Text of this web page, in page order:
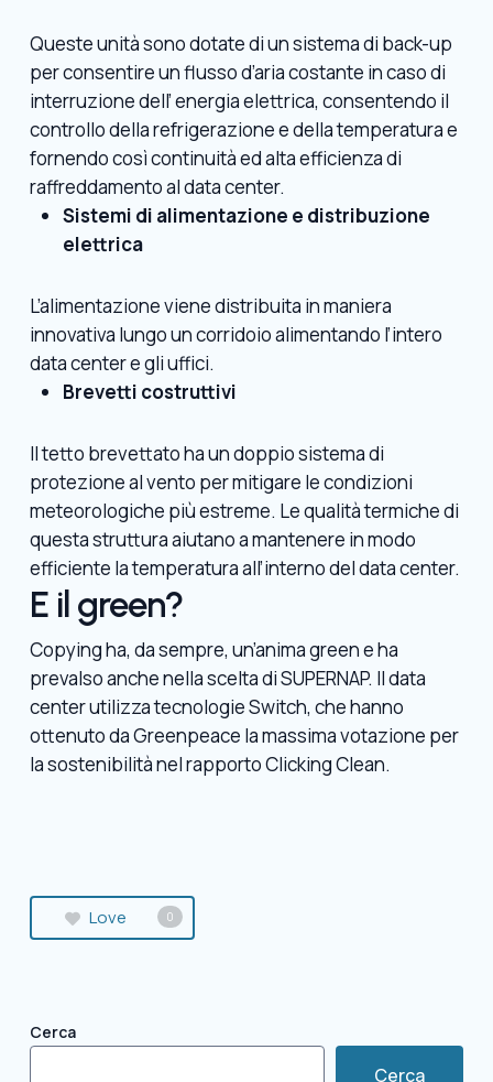
Queste unità sono dotate di un sistema di back-up
per consentire un flusso d’aria costante in caso di
interruzione dell’ energia elettrica, consentendo il
controllo della refrigerazione e della temperatura e
fornendo così continuità ed alta efficienza di
raffreddamento al data center.
Sistemi di alimentazione e distribuzione
elettrica
L’alimentazione viene distribuita in maniera
innovativa lungo un corridoio alimentando l’intero
data center e gli uffici.
Brevetti costruttivi
Il tetto brevettato ha un doppio sistema di
protezione al vento per mitigare le condizioni
meteorologiche più estreme. Le qualità termiche di
questa struttura aiutano a mantenere in modo
efficiente la temperatura all’interno del data center.
E il green?
Copying ha, da sempre, un’anima green e ha
prevalso anche nella scelta di SUPERNAP. Il data
center utilizza tecnologie Switch, che hanno
ottenuto da Greenpeace la massima votazione per
la sostenibilità nel rapporto Clicking Clean.
Love 0
Cerca
Cerca